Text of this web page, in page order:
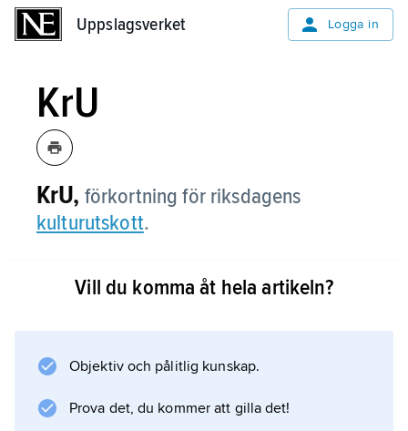
Uppslagsverket Logga in
KrU
KrU, förkortning för riksdagens
kulturutskott.
Vill du komma åt hela artikeln?
Objektiv och pålitlig kunskap.
Prova det, du kommer att gilla det!